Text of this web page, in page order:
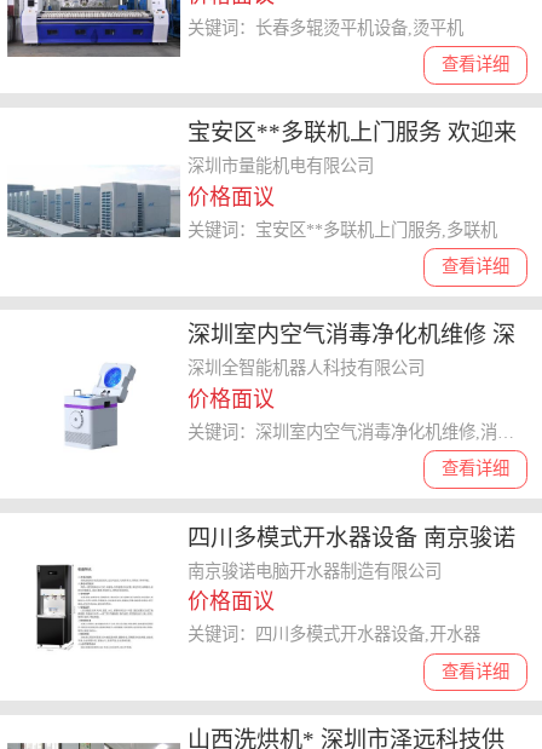
查看详细
关键词：长春多辊烫平机设备,烫平机
宝安区**多联机上门服务 欢迎来
电 深圳市量能机电供应
深圳市量能机电有限公司
价格面议
查看详细
关键词：宝安区**多联机上门服务,多联机
深圳室内空气消毒净化机维修 深
圳全智能机器人科技供应
深圳全智能机器人科技有限公司
价格面议
查看详细
四川多模式开水器设备 南京骏诺
电脑开水器制造供应
南京骏诺电脑开水器制造有限公司
价格面议
查看详细
关键词：四川多模式开水器设备,开水器
山西洗烘机* 深圳市泽远科技供